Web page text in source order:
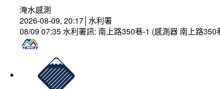
淹水感測
2026-08-09, 20:17│水利署
08/09 07:35 水利署訊: 南上路350巷-1 (感測器 南上路